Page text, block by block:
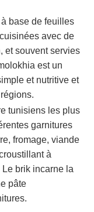
base de feuilles
avec de
et souvent servies
est un
et nutritive et
tunisiens les plus
garnitures
fromage, viande
à
Le brik incarne la
pâte